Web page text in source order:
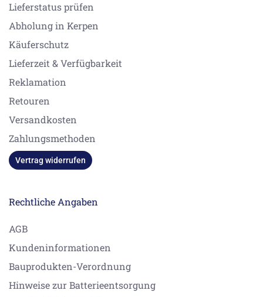
Lieferstatus prüfen
Abholung in Kerpen
Käuferschutz
Lieferzeit & Verfügbarkeit
Reklamation
Retouren
Versandkosten
Zahlungsmethoden
Vertrag widerrufen
Rechtliche Angaben
AGB
Kundeninformationen
Bauprodukten-Verordnung
Hinweise zur Batterieentsorgung